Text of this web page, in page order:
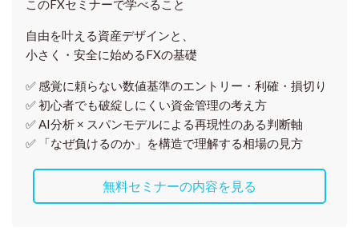
このFXセミナーで学べること
自由を叶える資産デザインと、
小さく・安全に始めるFXの基礎
✅ 感覚に頼らない数値基準のエントリー・利確・損切り
✅ 初心者でも破綻しにくい資金管理の考え方
✅ AI分析 × スパンモデルによる再現性のある判断軸
✅ 「なぜ負けるのか」を構造で理解する相場の見方
無料セミナーの内容を見る